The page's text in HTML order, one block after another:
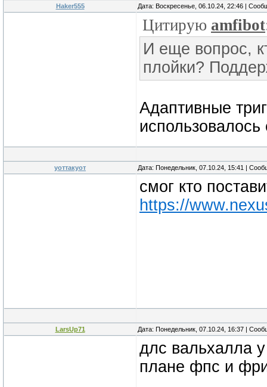
Haker555 Дата: Воскресенье, 06.10.24, 22:46 |
Цитирую amfibot
И еще вопрос,
плойки?
Адаптивные
уоттакуот Дата: Понедельник, 07.10.24, 15:41 |
смог кто
https://
LarsUp71 Дата: Понедельник, 07.10.24, 16:37 |
длс вальхалла
плане фпс и